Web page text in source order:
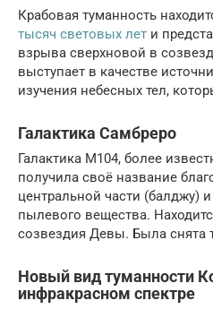
Крабовая туманность
тысяч световых лет и
взрыва сверхновой в
выступает в качестве
изучения небесных тел,
Галактика Самбреро
Галактика M104, более
получила своё название
центральной части (балджу)
пылевого вещества.
созвездия Девы. Была снята
Новый вид туманности
инфракрасном спектре